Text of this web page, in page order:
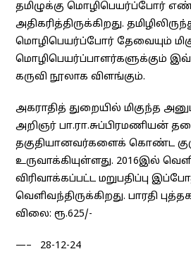
தமிழுக்கு மொழிபெயர்ப்போர்
அதிகரித்திருக்கிறது.
மொழிபெயர்ப்போர் தேவையும்
மொழிபெயர்ப்பாளர்களுக்கும்
கருவி நூலாக விளங்கும்.
அகராதித் துறையில் மிகுந்த
அறிஞர் பா.ரா.சுப்பிரமணியன்
தகுதியானவர்களைக் கொண்ட
உருவாக்கியுள்ளது. 2016இல்
விரிவாக்கப்பட்ட மறுபதிப்பு
வெளிவந்திருக்கிறது. பாரதி
விலை: ரூ.625/-
—– 28-12-24